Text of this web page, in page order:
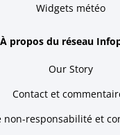
Widgets météo
À propos du réseau
Our Story
Contact et
non-responsabilité et